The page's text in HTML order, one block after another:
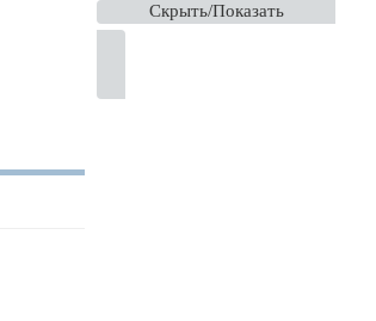
Скрыть/Показать